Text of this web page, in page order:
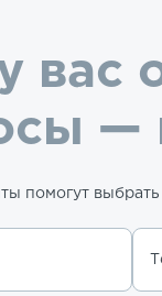
вас
помогут